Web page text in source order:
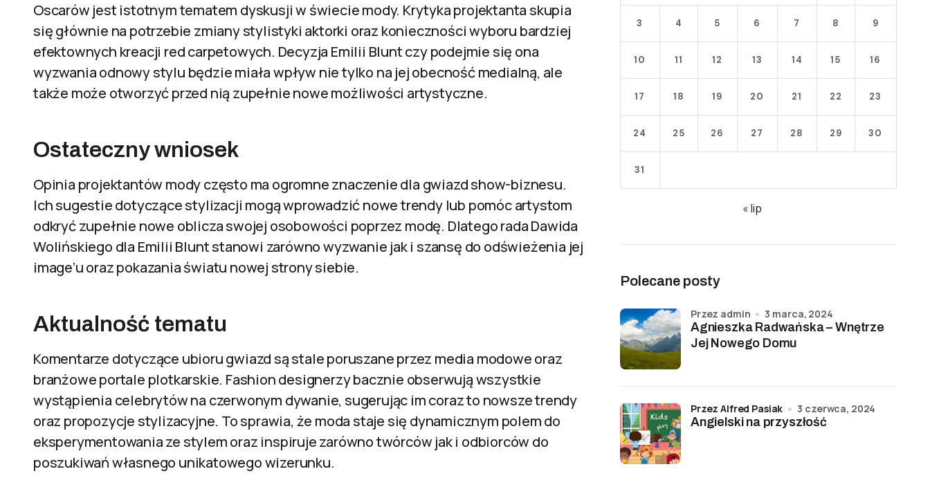
Oscarów jest istotnym tematem dyskusji w świecie mody. Krytyka projektanta skupia
się głównie na potrzebie zmiany stylistyki aktorki oraz konieczności wyboru bardziej
efektownych kreacji red carpetowych. Decyzja Emilii Blunt czy podejmie się ona
wyzwania odnowy stylu będzie miała wpływ nie tylko na jej obecność medialną, ale
także może otworzyć przed nią zupełnie nowe możliwości artystyczne.
Ostateczny wniosek
Opinia projektantów mody często ma ogromne znaczenie dla gwiazd show-biznesu.
Ich sugestie dotyczące stylizacji mogą wprowadzić nowe trendy lub pomóc artystom
odkryć zupełnie nowe oblicza swojej osobowości poprzez modę. Dlatego rada Dawida
Wolińskiego dla Emilii Blunt stanowi zarówno wyzwanie jak i szansę do odświeżenia jej
image’u oraz pokazania światu nowej strony siebie.
Aktualność tematu
Komentarze dotyczące ubioru gwiazd są stale poruszane przez media modowe oraz
branżowe portale plotkarskie. Fashion designerzy bacznie obserwują wszystkie
wystąpienia celebrytów na czerwonym dywanie, sugerując im coraz to nowsze trendy
oraz propozycje stylizacyjne. To sprawia, że moda staje się dynamicznym polem do
eksperymentowania ze stylem oraz inspiruje zarówno twórców jak i odbiorców do
poszukiwań własnego unikatowego wizerunku.
3 4 5 6 7 8 9
10 11 12 13 14 15 16
17 18 19 20 21 22 23
24 25 26 27 28 29 30
31
« lip
Polecane posty
Agnieszka Radwańska – Wnętrze
Jej Nowego Domu
przez admin 3 marca, 2024
Angielski na przyszłość
przez Alfred Pasiak 3 czerwca, 2024